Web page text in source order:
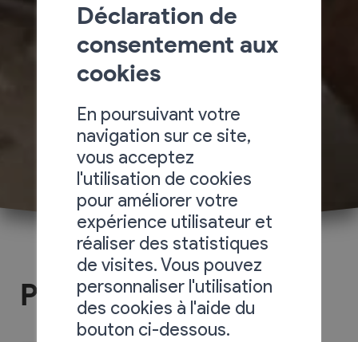
Protect the forest
Déclaration de
consentement aux
cookies
En poursuivant votre
navigation sur ce site,
vous acceptez
l'utilisation de cookies
pour améliorer votre
expérience utilisateur et
réaliser des statistiques
de visites. Vous pouvez
personnaliser l'utilisation
des cookies à l'aide du
bouton ci-dessous.